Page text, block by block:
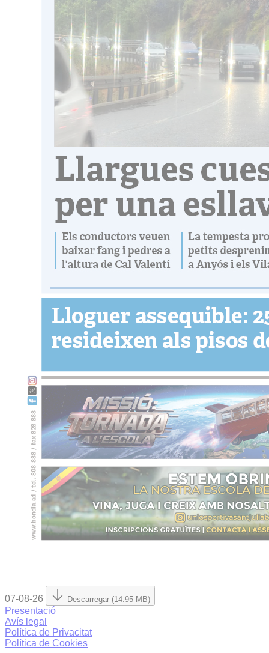
07-08-26 Descarregar (14.95 MB)
Presentació
Avís legal
Política de Privacitat
Política de Cookies